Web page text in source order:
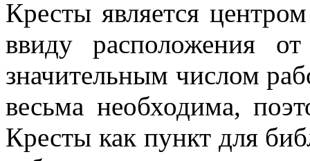
Кресты является
ввиду расположения
значительным числом
весьма необходима,
Кресты как пункт для